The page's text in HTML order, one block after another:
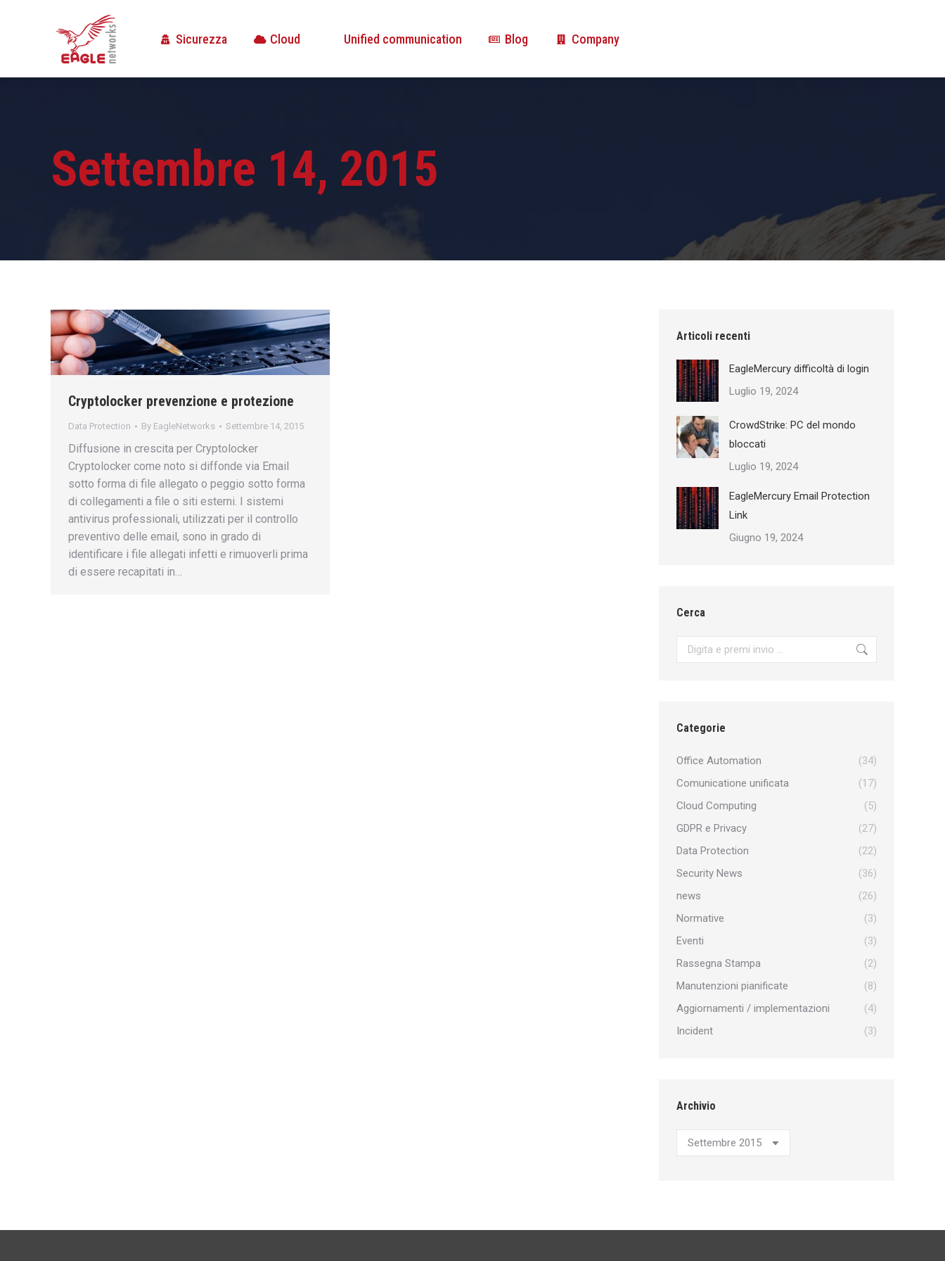
Sicurezza Cloud Unified communication Blog Company
Settembre 14, 2015
Cryptolocker prevenzione e protezione
Data Protection By EagleNetworks Settembre 14, 2015
Diffusione in crescita per Cryptolocker
Cryptolocker come noto si diffonde via Email
sotto forma di file allegato o peggio sotto forma
di collegamenti a file o siti esterni. I sistemi
antivirus professionali, utilizzati per il controllo
preventivo delle email, sono in grado di
identificare i file allegati infetti e rimuoverli prima
di essere recapitati in…
Articoli recenti
EagleMercury difficoltà di login
Luglio 19, 2024
CrowdStrike: PC del mondo
bloccati
Luglio 19, 2024
EagleMercury Email Protection
Link
Giugno 19, 2024
Cerca
Search:
Categorie
Office Automation
(34)
Comunicatione unificata
(17)
Cloud Computing
(5)
GDPR e Privacy
(27)
Data Protection
(22)
Security News
(36)
news
(26)
Normative
(3)
Eventi
(3)
Rassegna Stampa
(2)
Manutenzioni pianificate
(8)
Aggiornamenti / implementazioni
(4)
Incident
(3)
Archivio
Archivio